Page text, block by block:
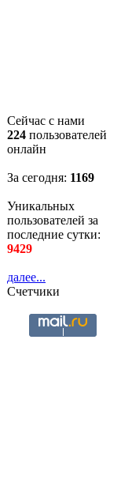
Сейчас с нами
224 пользователей
онлайн
За сегодня: 1169
Уникальных
пользователей за
последние сутки:
9429
далее...
Счетчики